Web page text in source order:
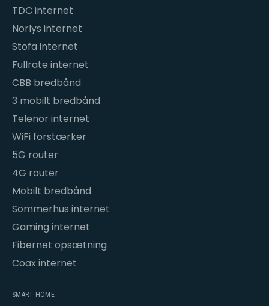
TDC internet
Norlys internet
Stofa internet
Fullrate internet
CBB bredbånd
3 mobilt bredbånd
Telenor internet
WiFi forstærker
5G router
4G router
Mobilt bredbånd
Sommerhus internet
Gaming internet
Fibernet opsætning
Coax internet
SMART HOME